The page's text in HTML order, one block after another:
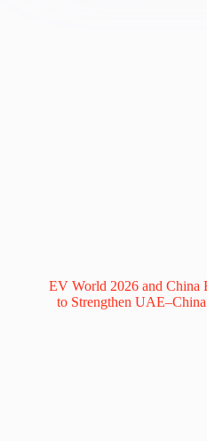
EV World 2026 and China
to Strengthen